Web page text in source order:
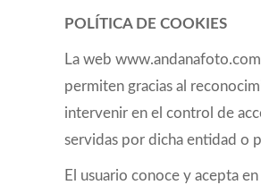
POLÍTICA DE COOKIES
La web
permiten gracias al
intervenir en el control de
servidas por dicha entidad o
El usuario conoce y acepta